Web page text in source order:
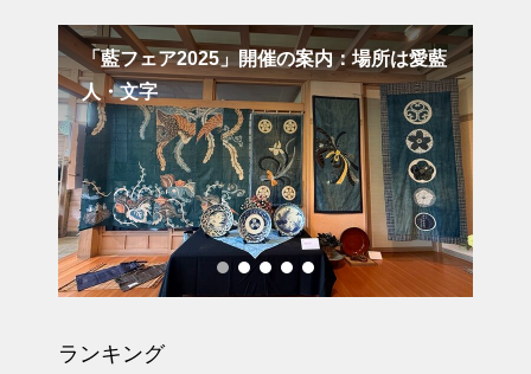
バルーンリリース2026 in 文字：
卒業入学お祝いイベント
文字のどんと祭の案内と当日の
様子：場所は下文字自治会館
文字の秋の気配：千手桜や荒砥沢ダムの紅
葉前と紅葉の風景
ランキング